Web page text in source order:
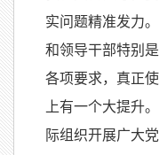
实问题精准发力
和领导干部特别
各项要求，真正
上有一个大提升
际组织开展广大